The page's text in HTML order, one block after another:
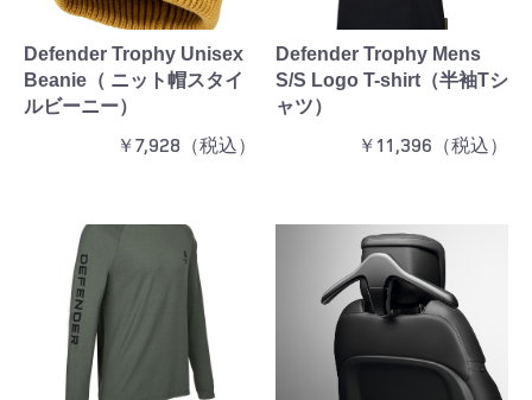
Defender Trophy Unisex
Beanie（ ニット帽スタイ
ルビーニー）
￥7,928（税込）
Defender Trophy Mens
S/S Logo T-shirt（半袖Tシ
ャツ）
￥11,396（税込）